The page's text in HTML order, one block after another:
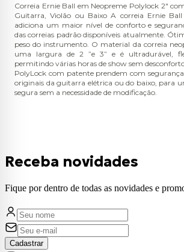
Correia Ernie Ball em Neopreme Polylock 2"
Guitarra, Violão ou Baixo A correia Ernie Ball
adiciona um maior nível de conforto e
das correias padrão disponíveis atualmente.
peso do instrumento. O material da correia
uma largura de 2 ”e 3” e é ultradurável,
permitindo várias horas de show sem
PolyLock com patente prendem com
originais da guitarra elétrica ou do baixo, para
segura sem a necessidade de modificação.
Receba novidades
Fique por dentro de todas as novidades e
Cadastrar